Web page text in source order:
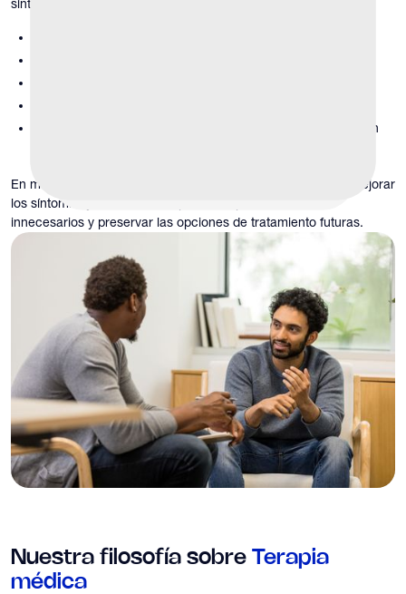
síntomas surgen de:
Cambios fisiológicos en etapas tempranas que no requieren
En muchos casos, estas terapias permiten a los pacientes mejorar
los síntomas y, al mismo tiempo, evitar procedimientos
innecesarios y preservar las opciones de tratamiento futuras.
Nuestra filosofía sobre Terapia
médica